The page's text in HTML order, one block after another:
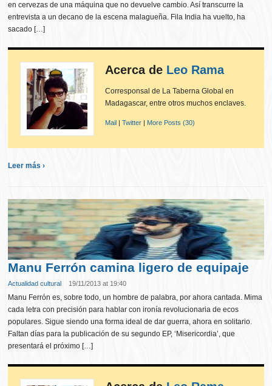
en cervezas de una máquina que no devuelve cambio. Así transcurre la
entrevista a un decano de la escena malagueña. Fila India ha vuelto, ha
sacado […]
Acerca de Leo Rama
Corresponsal de La Taberna Global en
Madagascar, entre otros muchos enclaves.
Mail |Twitter | More Posts (30)
Leer más ›
Manu Ferrón camina ligero de equipaje
Actualidad cultural 19/11/2013 at 19:40
Manu Ferrón es, sobre todo, un hombre de palabra, por ahora cantada. Mima
cada letra con precisión para hablar con ironía revolucionaria de ecos
populares. Sigue siendo una forma ideal de dar guerra, ahora en solitario.
Faltan días para la publicación de su segundo EP, ‘Misericordia’, que
presentará el próximo […]